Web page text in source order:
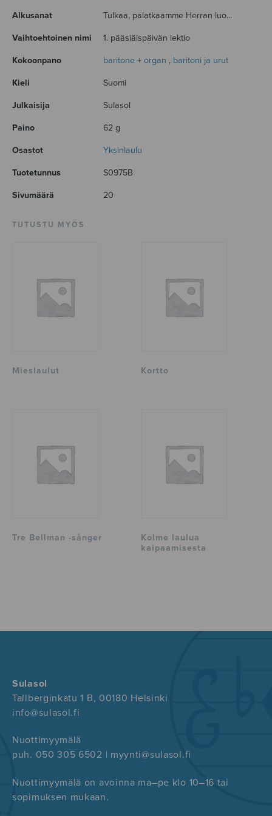
Alkusanat Tulkaa, palatkaamme Herran luo...
Vaihtoehtoinen nimi 1. pääsiäispäivän lektio
Kokoonpano baritone + organ , baritoni ja urut
Kieli Suomi
Julkaisija Sulasol
Paino 62 g
Osastot Yksinlaulu
Tuotetunnus S0975B
Sivumäärä 20
TUTUSTU MYÖS
Mieslaulut Kortto
Tre Bellman -sånger
Kolme laulua
kaipaamisesta
Sulasol
Tallberginkatu 1 B, 00180 Helsinki
info@sulasol.fi
Nuottimyymälä
puh. 050 305 6502 | myynti@sulasol.fi
Nuottimyymälä on avoinna ma–pe klo 10–16 tai
sopimuksen mukaan.